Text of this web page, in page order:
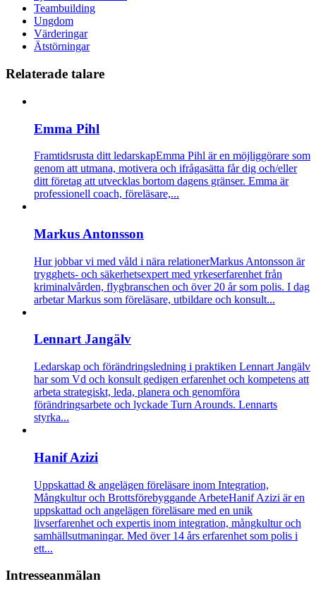
Teambuilding
Ungdom
Värderingar
Ätstörningar
Relaterade talare
Emma Pihl
Framtidsrusta ditt ledarskapEmma Pihl är en möjliggörare som
genom att utmana, motivera och ifrågasätta får dig och/eller
ditt företag att utvecklas bortom dagens gränser. Emma är
professionell coach, föreläsare,...
Markus Antonsson
Hur jobbar vi med våld i nära relationerMarkus Antonsson är
trygghets- och säkerhetsexpert med yrkeserfarenhet från
kriminalvården, flygbranschen och över 20 år som polis. I dag
arbetar Markus som föreläsare, utbildare och konsult...
Lennart Jangälv
Ledarskap och förändringsledning i praktiken Lennart Jangälv
har som Vd och konsult gedigen erfarenhet och kompetens att
arbeta strategiskt, leda, planera och genomföra
förändringsarbete och lyckade Turn Arounds. Lennarts
styrka...
Hanif Azizi
Uppskattad & angelägen föreläsare inom Integration,
Mångkultur och Brottsförebyggande ArbeteHanif Azizi är en
uppskattad och angelägen föreläsare med en unik
livserfarenhet och expertis inom integration, mångkultur och
samhällsutmaningar. Med över 14 års erfarenhet som polis i
ett...
Intresseanmälan